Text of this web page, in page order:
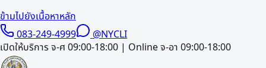
ข้ามไปยังเนื้อหาหลัก
083-249-4999
@NYCLI
เปิดให้บริการ จ-ศ 09:00-18:00 | Online จ-อา 09:00-18:00